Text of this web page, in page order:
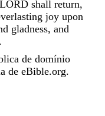
LORD shall return,
joy upon
gladness, and
de domínio
de eBible.org.